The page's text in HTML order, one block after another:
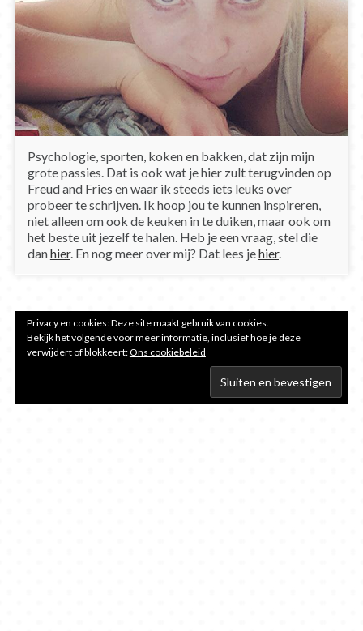
Psychologie, sporten, koken en bakken, dat zijn mijn
grote passies. Dat is ook wat je hier zult terugvinden op
Freud and Fries en waar ik steeds iets leuks over
probeer te schrijven. Ik hoop jou te kunnen inspireren,
niet alleen om ook de keuken in te duiken, maar ook om
het beste uit jezelf te halen. Heb je een vraag, stel die
danhier. En nog meer over mij? Dat lees jehier.
Privacy en cookies: Deze site maakt gebruik van cookies.
Bekijk het volgende voor meer informatie, inclusief hoe je deze
verwijdert of blokkeert:Ons cookiebeleid